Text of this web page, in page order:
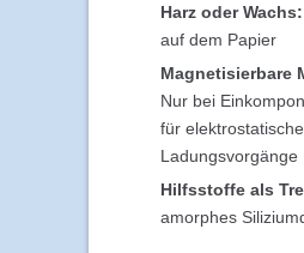
Harz oder Wachs:
auf dem Papier
Magnetisierbare
Nur bei
für elektrostatische
Ladungsvorgänge
Hilfsstoffe als
amorphes